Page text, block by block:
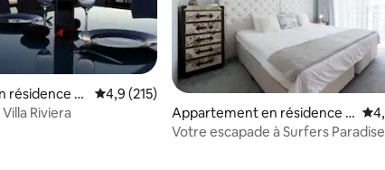
de 299 commentaires : 4,94 sur 5
résidence ⋅
Évaluation moyenne sur la base de 215
4,9 (215)
Riviera
Appartement en résidence ⋅
Surfers Paradise
Votre escapade à Surfers Paradise